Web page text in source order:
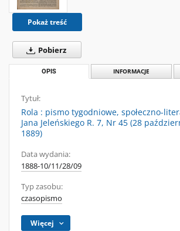
Pokaż treść
Pobierz
OPIS INFORMACJE
Tytuł:
Rola : pismo tygodniowe, społeczno-
Jana Jeleńskiego R. 7, Nr 45 (28
1889)
Data wydania:
1888-10/11/28/09
Typ zasobu:
czasopismo
Więcej